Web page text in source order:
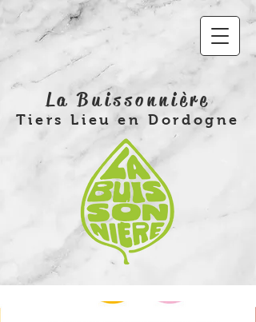
La Buissonnière
Tiers Lieu en Dordogne